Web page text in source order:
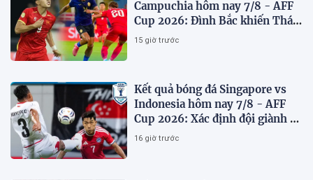
Campuchia hôm nay 7/8 - AFF
Cup 2026: Đình Bắc khiến Thái
Lan run sợ
15 giờ trước
Kết quả bóng đá Singapore vs
Indonesia hôm nay 7/8 - AFF
Cup 2026: Xác định đội giành vé
Bán kết
16 giờ trước